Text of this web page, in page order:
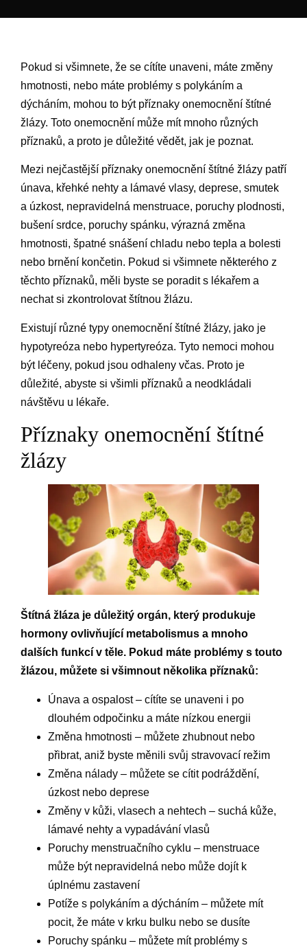
Pokud si všimnete, že se cítíte unaveni, máte změny
hmotnosti, nebo máte problémy s polykáním a
dýcháním, mohou to být příznaky onemocnění štítné
žlázy. Toto onemocnění může mít mnoho různých
příznaků, a proto je důležité vědět, jak je poznat.
Mezi nejčastější příznaky onemocnění štítné žlázy patří
únava, křehké nehty a lámavé vlasy, deprese, smutek
a úzkost, nepravidelná menstruace, poruchy plodnosti,
bušení srdce, poruchy spánku, výrazná změna
hmotnosti, špatné snášení chladu nebo tepla a bolesti
nebo brnění končetin. Pokud si všimnete některého z
těchto příznaků, měli byste se poradit s lékařem a
nechat si zkontrolovat štítnou žlázu.
Existují různé typy onemocnění štítné žlázy, jako je
hypotyreóza nebo hypertyreóza. Tyto nemoci mohou
být léčeny, pokud jsou odhaleny včas. Proto je
důležité, abyste si všimli příznaků a neodkládali
návštěvu u lékaře.
Příznaky onemocnění štítné
žlázy
Štítná žláza je důležitý orgán, který produkuje
hormony ovlivňující metabolismus a mnoho
dalších funkcí v těle. Pokud máte problémy s touto
žlázou, můžete si všimnout několika příznaků:
Únava a ospalost – cítíte se unaveni i po
dlouhém odpočinku a máte nízkou energii
Změna hmotnosti – můžete zhubnout nebo
přibrat, aniž byste měnili svůj stravovací režim
Změna nálady – můžete se cítit podráždění,
úzkost nebo deprese
Změny v kůži, vlasech a nehtech – suchá kůže,
lámavé nehty a vypadávání vlasů
Poruchy menstruačního cyklu – menstruace
může být nepravidelná nebo může dojít k
úplnému zastavení
Potíže s polykáním a dýcháním – můžete mít
pocit, že máte v krku bulku nebo se dusíte
Poruchy spánku – můžete mít problémy s